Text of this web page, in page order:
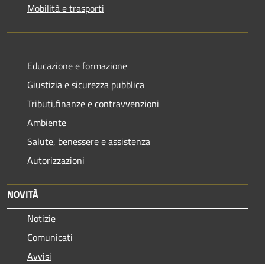
Mobilità e trasporti
Educazione e formazione
Giustizia e sicurezza pubblica
Tributi,finanze e contravvenzioni
Ambiente
Salute, benessere e assistenza
Autorizzazioni
NOVITÀ
Notizie
Comunicati
Avvisi